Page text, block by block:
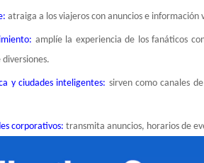
atraiga a los viajeros con anuncios e
amplíe la experiencia de los fanáticos
diversiones.
y ciudades inteligentes: sirven como canales
corporativos: transmita anuncios, horarios de